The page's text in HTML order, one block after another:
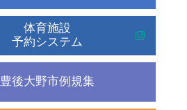
体育施設
予約システム
豊後大野市例規集